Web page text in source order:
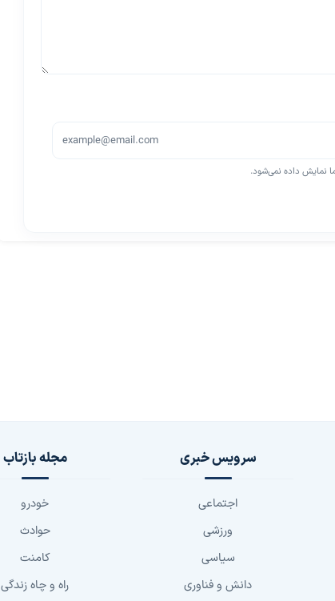
نمایش داده نمی‌شود.
سرویس خبری
اجتماعی
ورزشی
سیاسی
دانش و فناوری
مجله بازتاب
خودرو
حوادث
کامنت
راه و چاه زندگی